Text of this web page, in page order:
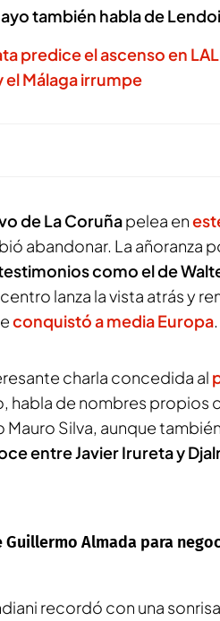
también habla de
predice el ascenso en
el Málaga irrumpe
de La Coruñapelea en
abandonar. La añoranza
como el de
lanza la vista atrás y
conquistó a media Europa.
charla concedida al
habla de nombres propios
Mauro Silva, aunque también
entre Javier Irureta y
Almada para
recordó con una sonrisa